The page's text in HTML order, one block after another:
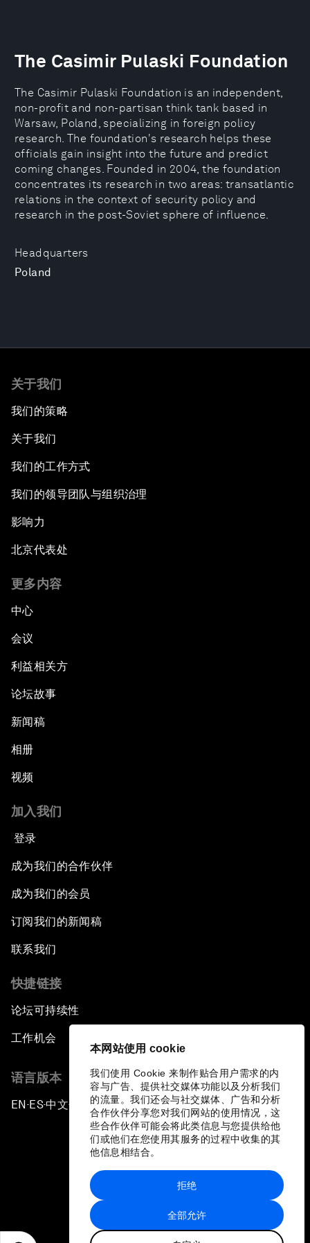
本网站使用 cookie
我们使用 Cookie 来制作贴合用户需求的内
容与广告、提供社交媒体功能以及分析我们
的流量。我们还会与社交媒体、广告和分析
合作伙伴分享您对我们网站的使用情况，这
些合作伙伴可能会将此类信息与您提供给他
们或他们在您使用其服务的过程中收集的其
他信息相结合。
全部允许
拒绝
Headquarters
Poland
The Casimir Pulaski Foundation
The Casimir Pulaski Foundation is an independent,
non-profit and non-partisan think tank based in
Warsaw, Poland, specializing in foreign policy
research. The foundation's research helps these
officials gain insight into the future and predict
coming changes. Founded in 2004, the foundation
concentrates its research in two areas: transatlantic
relations in the context of security policy and
research in the post-Soviet sphere of influence.
关于我们
我们的策略
关于我们
我们的工作方式
我们的领导团队与组织治理
影响力
北京代表处
更多内容
中心
会议
利益相关方
论坛故事
新闻稿
相册
视频
加入我们
登录
成为我们的合作伙伴
成为我们的会员
订阅我们的新闻稿
联系我们
快捷链接
论坛可持续性
工作机会
语言版本
EN ▪ES▪中文▪ 日本語
站点地图